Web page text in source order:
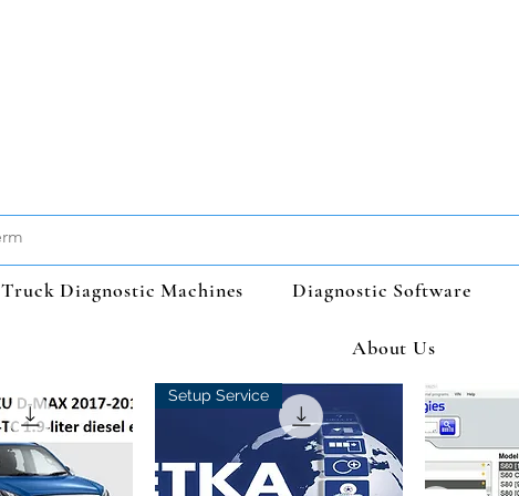
Truck Diagnostic Machines Diagnostic Software
About Us
Setup Service